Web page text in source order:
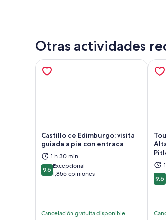
Otras actividades
Castillo de Edimburgo: visita
guiada a pie con entrada
1 h 30 min
9.69.6 de 10
Excepcional
1,855 opiniones
Cancelación gratuita disponible
Se abrirá en una
9.6